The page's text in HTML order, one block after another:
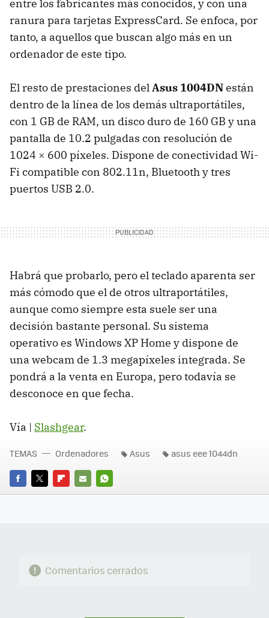
entre los fabricantes más conocidos, y con una
ranura para tarjetas ExpressCard. Se enfoca, por
tanto, a aquellos que buscan algo más en un
ordenador de este tipo.
El resto de prestaciones delAsus 1004DNestán
dentro de la línea de los demás ultraportátiles,
con 1 GB de RAM, un disco duro de 160 GB y una
pantalla de 10.2 pulgadas con resolución de
1024 × 600 píxeles. Dispone de conectividad Wi-
Fi compatible con 802.11n, Bluetooth y tres
puertos USB 2.0.
Habrá que probarlo, pero el teclado aparenta ser
más cómodo que el de otros ultraportátiles,
aunque como siempre esta suele ser una
decisión bastante personal. Su sistema
operativo es Windows XP Home y dispone de
una webcam de 1.3 megapíxeles integrada. Se
pondrá a la venta en Europa, pero todavía se
desconoce en que fecha.
Vía | Slashgear.
FACEBOOK
TWITTERFLIPBOARD
E-
WHATSAPP
TEMAS Ordenadores Asus asus eee 1044dn
Comentarios cerrados